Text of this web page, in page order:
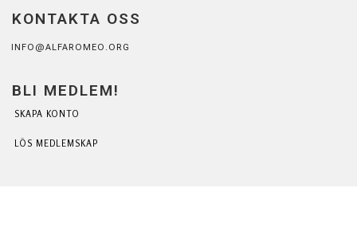
KONTAKTA OSS
INFO@ALFAROMEO.ORG
BLI MEDLEM!
SKAPA KONTO
LÖS MEDLEMSKAP